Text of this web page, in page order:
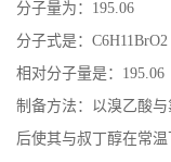
分子量为：195.06
分子式是：C6H11BrO2
相对分子量是：195.06
制备方法：以溴乙酸
后使其与叔丁醇在常温